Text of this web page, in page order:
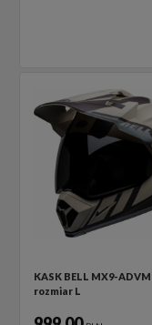
KASK BELL MX9-ADVM
rozmiar L